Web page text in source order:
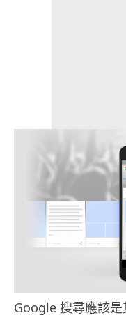
Google 搜尋應該